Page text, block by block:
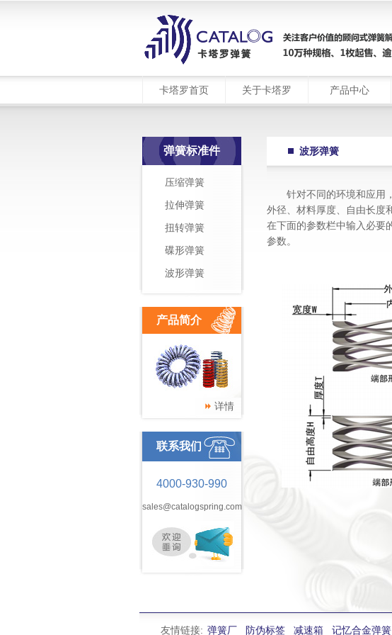
卡塔罗首页 关于卡塔罗 产品中心
弹簧标准件
压缩弹簧
拉伸弹簧
扭转弹簧
碟形弹簧
波形弹簧
产品简介
详情
联系我们
4000-930-990
sales@catalogspring.com
波形弹簧
针对不同的环境和应用
外径、材料厚度、自由长度
在下面的参数栏中输入必要
参数。
友情链接: 弹簧厂 防伪标签 减速箱 记忆合金弹簧